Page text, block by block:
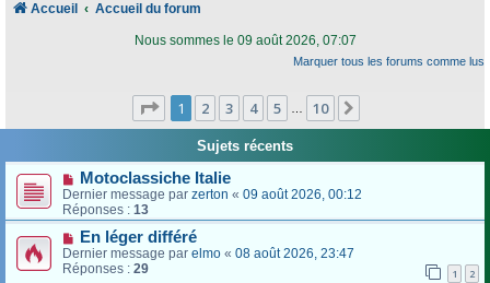
Accueil Accueil du forum
Nous sommes le 09 août 2026, 07:07
Marquer tous les forums comme lus
Page 1sur
1 2 3 4 5 10
Sujets récents
Motoclassiche Italie
Dernier message par zerton « 09 août 2026, 00:12
Réponses : 13
En léger différé
Dernier message par elmo « 08 août 2026, 23:47
Réponses : 29 1 2